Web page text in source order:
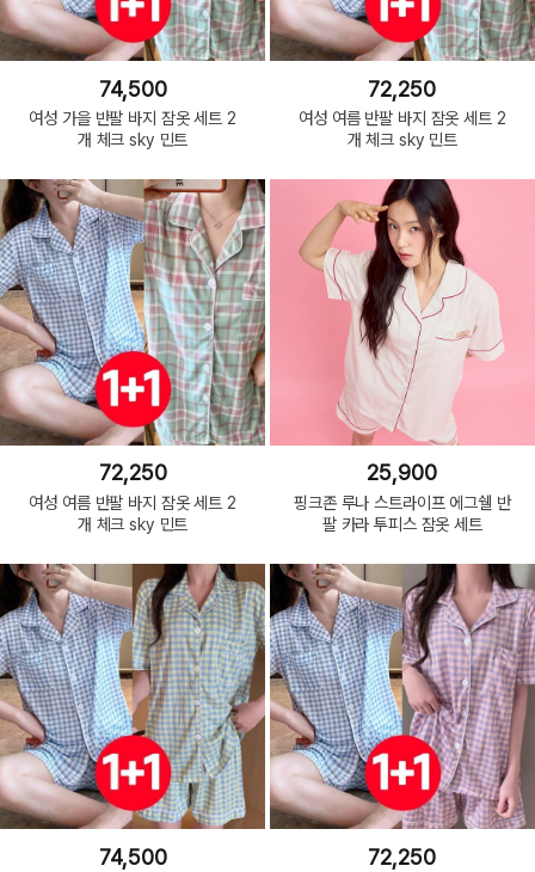
74,500
여성 가을 반팔 바지 잠옷 세트 2
개 체크 sky 민트
72,250
여성 여름 반팔 바지 잠옷 세트 2
개 체크 sky 민트
72,250
여성 여름 반팔 바지 잠옷 세트 2
개 체크 sky 민트
25,900
핑크존 루나 스트라이프 에그쉘 반
팔 카라 투피스 잠옷 세트
74,500 72,250